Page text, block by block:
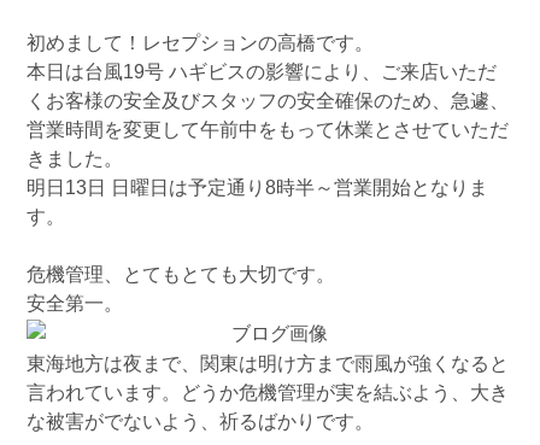
初めまして！レセプションの高橋です。
本日は台風19号 ハギビスの影響により、ご来店いただ
くお客様の安全及びスタッフの安全確保のため、急遽、
営業時間を変更して午前中をもって休業とさせていただ
きました。
明日 13日 日曜日は予定通り8時半～営業開始となりま
す。
危機管理、とてもとても大切です。
安全第一。
東海地方は夜まで、関東は明け方まで雨風が強くなると
言われています。どうか危機管理が実を結ぶよう、大き
な被害がでないよう、祈るばかりです。